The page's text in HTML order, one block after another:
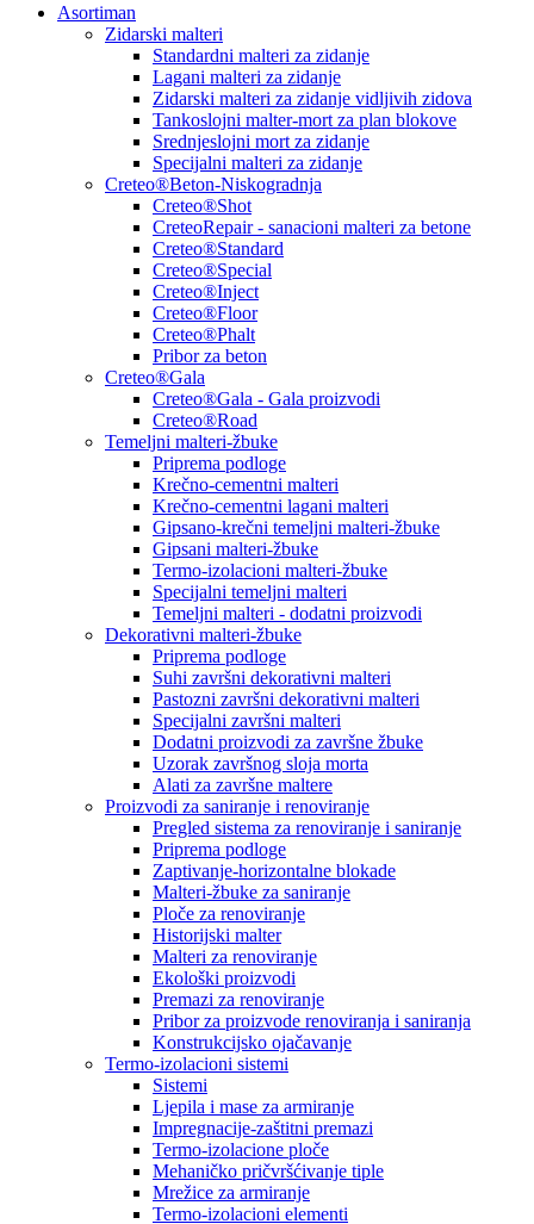
Asortiman
Zidarski malteri
Standardni malteri za zidanje
Lagani malteri za zidanje
Zidarski malteri za zidanje vidljivih zidova
Tankoslojni malter-mort za plan blokove
Srednjeslojni mort za zidanje
Specijalni malteri za zidanje
Creteo®Beton-Niskogradnja
Creteo®Shot
CreteoRepair - sanacioni malteri za betone
Creteo®Standard
Creteo®Special
Creteo®Inject
Creteo®Floor
Creteo®Phalt
Pribor za beton
Creteo®Gala
Creteo®Gala - Gala proizvodi
Creteo®Road
Temeljni malteri-žbuke
Priprema podloge
Krečno-cementni malteri
Krečno-cementni lagani malteri
Gipsano-krečni temeljni malteri-žbuke
Gipsani malteri-žbuke
Termo-izolacioni malteri-žbuke
Specijalni temeljni malteri
Temeljni malteri - dodatni proizvodi
Dekorativni malteri-žbuke
Priprema podloge
Suhi završni dekorativni malteri
Pastozni završni dekorativni malteri
Specijalni završni malteri
Dodatni proizvodi za završne žbuke
Uzorak završnog sloja morta
Alati za završne maltere
Proizvodi za saniranje i renoviranje
Pregled sistema za renoviranje i saniranje
Priprema podloge
Zaptivanje-horizontalne blokade
Malteri-žbuke za saniranje
Ploče za renoviranje
Historijski malter
Malteri za renoviranje
Ekološki proizvodi
Premazi za renoviranje
Pribor za proizvode renoviranja i saniranja
Konstrukcijsko ojačavanje
Termo-izolacioni sistemi
Sistemi
Ljepila i mase za armiranje
Impregnacije-zaštitni premazi
Termo-izolacione ploče
Mehaničko pričvršćivanje tiple
Mrežice za armiranje
Termo-izolacioni elementi